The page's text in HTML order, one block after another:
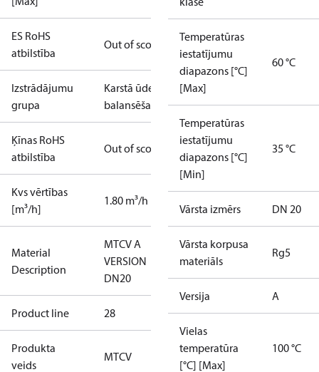
ES RoHS
atbilstība
Out of scope
Izstrādājumu
grupa
Karstā ūdens
balansēšana
Ķīnas RoHS
atbilstība
Out of scope
Kvs vērtības
[m³/h]
1.80 m³/h
Material
Description
MTCV A
VERSION
DN20
Product line 28
Produkta
veids
MTCV
Temperatūras
iestatījumu
diapazons [°C]
[Max]
60 °C
Temperatūras
iestatījumu
diapazons [°C]
[Min]
35 °C
Vārsta izmērs DN 20
Vārsta korpusa
materiāls
Rg5
Versija A
Vielas
temperatūra
[°C] [Max]
100 °C